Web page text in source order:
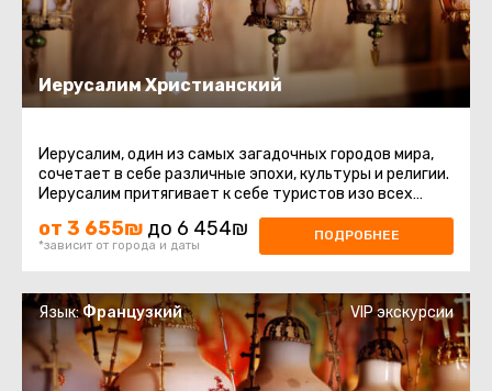
Иерусалим Христианский
Иерусалим, один из самых загадочных городов мира,
сочетает в себе различные эпохи, культуры и религии.
Иерусалим притягивает к себе туристов изо всех
от 3 655₪ до 6 454₪
*зависит от города и даты
ПОДРОБНЕЕ
Язык:Французкий VIP экскурсии